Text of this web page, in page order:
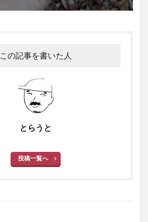
この記事を書いた人
とらうと
投稿一覧へ